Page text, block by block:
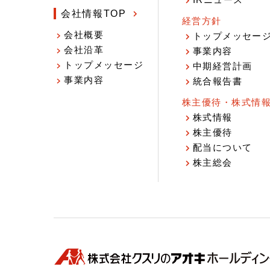
会社情報TOP
会社概要
会社沿革
トップメッセージ
事業内容
経営方針
トップメッセージ
事業内容
中期経営計画
統合報告書
株主優待・株式情報
株式情報
株主優待
配当について
株主総会